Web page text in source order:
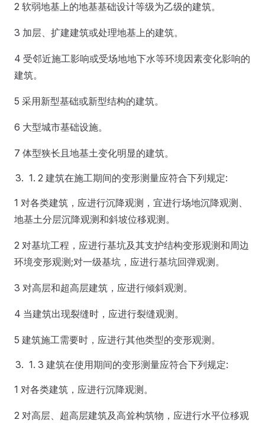
2 软弱地基上的地基基础设计等级为乙级的建筑。
3 加层、扩建建筑或处理地基上的建筑。
4 受邻近施工影响或受场地地下水等环境因素变化影响的
建筑。
5 采用新型基础或新型结构的建筑。
6 大型城市基础设施。
7 体型狭长且地基土变化明显的建筑。
2 建筑在施工期间的变形测量应符合下列规定:
1 对各类建筑，应进行沉降观测，宜进行场地沉降观测、
地基土分层沉降观测和斜坡位移观测。
2 对基坑工程，应进行基坑及其支护结构变形观测和周边
环境变形观测;对一级基坑，应进行基坑回弹观测。
3 对高层和超高层建筑，应进行倾斜观测。
4 当建筑出现裂缝时，应进行裂缝观测。
5 建筑施工需要时，应进行其他类型的变形观测。
3 建筑在使用期间的变形测量应符合下列规定:
1 对各类建筑，应进行沉降观测。
2 对高层、超高层建筑及高耸构筑物，应进行水平位移观